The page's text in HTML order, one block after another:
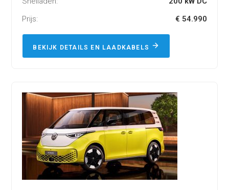
Prijs:
€ 54.990
BEKIJK DETAILS EN LAADKABELS